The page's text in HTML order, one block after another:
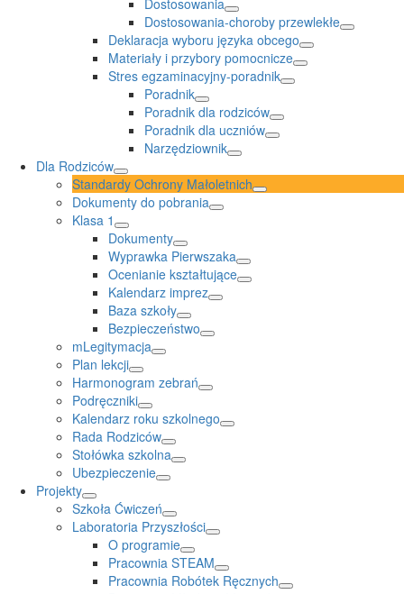
Dostosowania
Dostosowania-choroby przewlekłe
Deklaracja wyboru języka obcego
Materiały i przybory pomocnicze
Stres egzaminacyjny-poradnik
Poradnik
Poradnik dla rodziców
Poradnik dla uczniów
Narzędziownik
Dla Rodziców
Standardy Ochrony Małoletnich
Dokumenty do pobrania
Klasa 1
Dokumenty
Wyprawka Pierwszaka
Ocenianie kształtujące
Kalendarz imprez
Baza szkoły
Bezpieczeństwo
mLegitymacja
Plan lekcji
Harmonogram zebrań
Podręczniki
Kalendarz roku szkolnego
Rada Rodziców
Stołówka szkolna
Ubezpieczenie
Projekty
Szkoła Ćwiczeń
Laboratoria Przyszłości
O programie
Pracownia STEAM
Pracownia Robótek Ręcznych